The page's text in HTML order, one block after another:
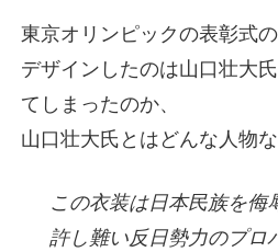
東京オリンピックの表彰式
デザインしたのは山口壮大
てしまったのか、
山口壮大氏とはどんな人物
この衣装は日本民族を侮
許し難い反日勢力のプロ